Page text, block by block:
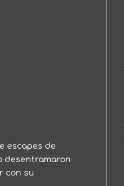
escapes de
desentramaron
con su